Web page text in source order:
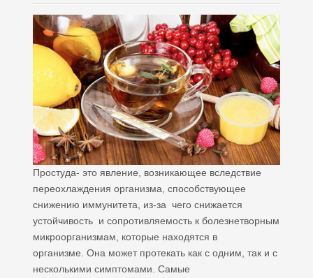
Простуда- это явление, возникающее вследствие
переохлаждения организма, способствующее
снижению иммунитета, из-за чего снижается
устойчивость и сопротивляемость к болезнетворным
микроорганизмам, которые находятся в
организме. Она может протекать как с одним, так и с
несколькими симптомами. Самые